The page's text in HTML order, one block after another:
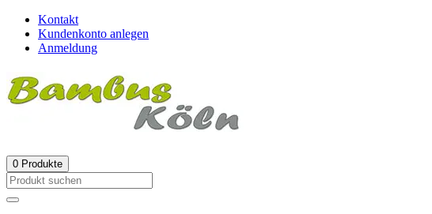
Kontakt
Kundenkonto anlegen
Anmeldung
0 Produkte